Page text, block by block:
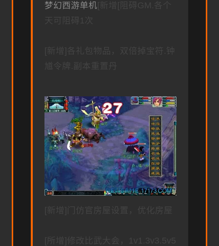
梦幻西游单机 [新增[阻碍GM.各个
天可阻碍1次
[新增]各礼包物品，双倍掉宝符.钟
馗令牌.副本重置丹
[新增]门仿官房屋设置，优化房屋
[所增]修改比武大会，1v1.3v3.5v5